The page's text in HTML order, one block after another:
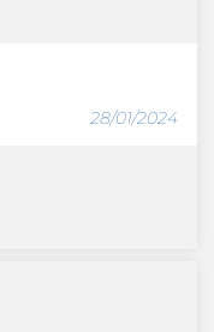
28/01/2024